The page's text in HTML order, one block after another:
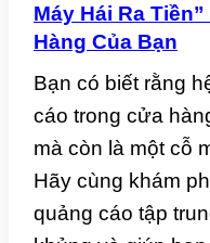
Máy Hái Ra
Hàng Của Bạn
Bạn có biết rằng
cáo trong cửa
mà còn là một cỗ
Hãy cùng khám
quảng cáo tập